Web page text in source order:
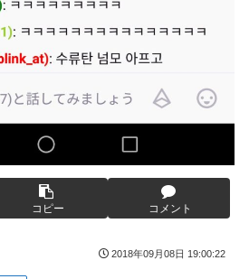
ウェア「定価9000円のゲームです。
果・・・
者男性は恋愛ゲームとかアニメ見てな
ね」←170000バズwwwwwww
】 百鬼夜行をテーマとしたPOP UP
て開催
ロン・ブルックスが、チームと3年
ディスクアップ2を撤去したらしくデ
『RPGの理想の主人公』って一体どう
コピー コメント
2018年09月08日 19:00:22